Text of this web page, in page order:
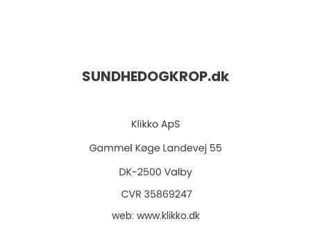
SUNDHEDOGKROP.dk
web: www.klikko.dk